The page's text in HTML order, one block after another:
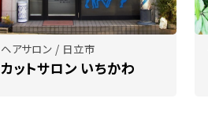
ヘアサロン / 日立市
カットサロン いちかわ